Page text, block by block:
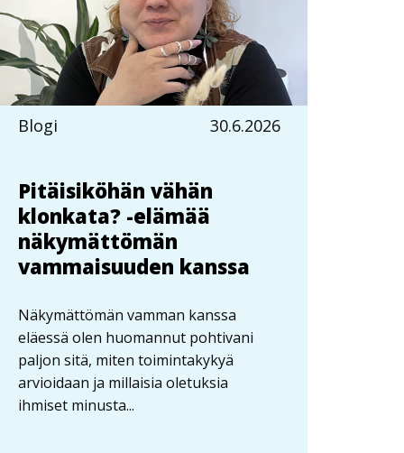
Blogi 30.6.2026
Pitäisiköhän vähän
klonkata? -elämää
näkymättömän
vammaisuuden kanssa
Näkymättömän vamman kanssa
eläessä olen huomannut pohtivani
paljon sitä, miten toimintakykyä
arvioidaan ja millaisia oletuksia
ihmiset minusta...